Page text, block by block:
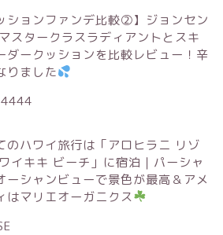
ションファンデ比較②】ジョンセン
スタークラスラディアントとスキ
ダークッションを比較レビュー！辛
りました
のハワイ旅行は「アロヒラニ リゾ
イキキ ビーチ」に宿泊｜パーシャ
ーシャンビューで景色が最高＆アメ
はマリエオーガニクス